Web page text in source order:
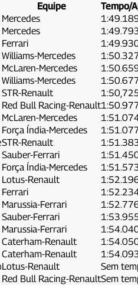
Equipe Tempo/
Mercedes
Mercedes
Ferrari
Williams-Mercedes
McLaren-Mercedes
Williams-Mercedes
STR-Renault
Red Bull Racing-Renault
McLaren-Mercedes
Força Índia-Mercedes
STR-Renault
Sauber-Ferrari
Força Índia-Mercedes
Lotus-Renault
Ferrari
Marussia-Ferrari
Sauber-Ferrari
Marussia-Ferrari
Caterham-Renault
Caterham-Renault
Lotus-Renault Sem
Red Bull Racing-RenaultSem